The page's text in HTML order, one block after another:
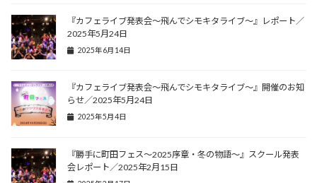
『カフェライブ発表会〜飛んでシモキタライブ〜』レポート／
2025年5月24日
2025年6月14日
『カフェライブ発表会〜飛んでシモキタライブ〜』開催のお知
らせ／2025年5月24日
2025年5月4日
『勝手に町田フェス〜2025序章・冬の物語〜』スクール発表
会レポート／2025年2月15日